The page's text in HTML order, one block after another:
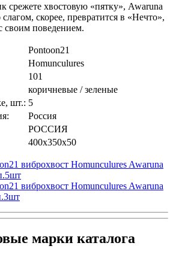
срежете хвостовую «пятку», Awaruna
скорее, превратится в «Нечто»,
своим поведением.
Pontoon21
Homunculures
101
коричневые / зеленые
шт.: 5
Россия
РОССИЯ
400x350x50
виброхвост Homunculures Awaruna
виброхвост Homunculures Awaruna
марки каталога